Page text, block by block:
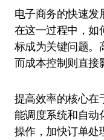
电子商务的快速发展推动了物流行业的持续升级。
在这一过程中，如
标成为关键问题。
而成本控制则直接
提高效率的核心在
能调度系统和自动
操作，加快订单处